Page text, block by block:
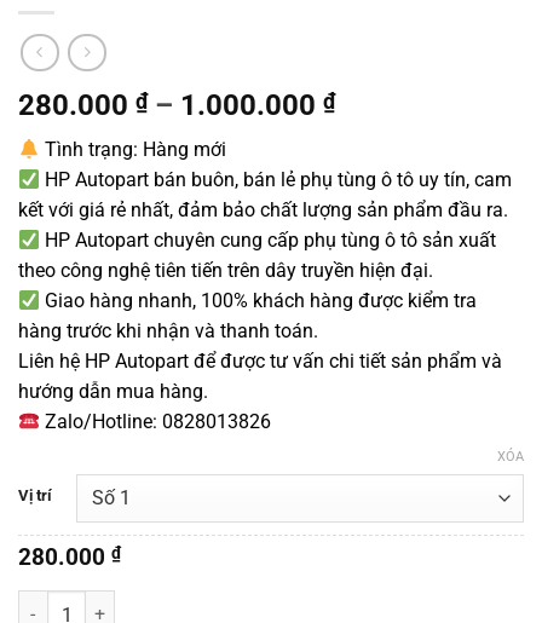
280.000 ₫– 1.000.000 ₫
Tình trạng: Hàng mới
HP Autopart bán buôn, bán lẻ phụ tùng ô tô uy tín, cam
kết với giá rẻ nhất, đảm bảo chất lượng sản phẩm đầu ra.
HP Autopart chuyên cung cấp phụ tùng ô tô sản xuất
theo công nghệ tiên tiến trên dây truyền hiện đại.
Giao hàng nhanh, 100% khách hàng được kiểm tra
hàng trước khi nhận và thanh toán.
Liên hệ HP Autopart để được tư vấn chi tiết sản phẩm và
hướng dẫn mua hàng.
Zalo/Hotline: 0828013826
Vị trí
XÓA
280.000 ₫
Dây cao áp Grand i10 Chính hãng 2014-2023 số lượng